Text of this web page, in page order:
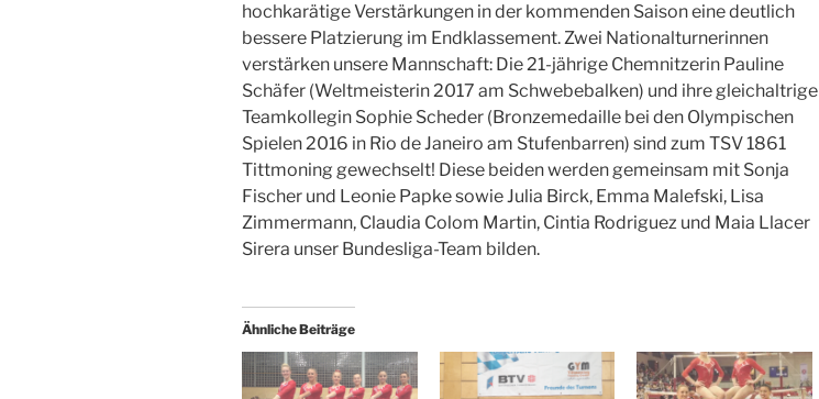
hochkarätige Verstärkungen in der kommenden Saison eine deutlich
bessere Platzierung im Endklassement. Zwei Nationalturnerinnen
verstärken unsere Mannschaft: Die 21-jährige Chemnitzerin Pauline
Schäfer (Weltmeisterin 2017 am Schwebebalken) und ihre gleichaltrige
Teamkollegin Sophie Scheder (Bronzemedaille bei den Olympischen
Spielen 2016 in Rio de Janeiro am Stufenbarren) sind zum TSV 1861
Tittmoning gewechselt! Diese beiden werden gemeinsam mit Sonja
Fischer und Leonie Papke sowie Julia Birck, Emma Malefski, Lisa
Zimmermann, Claudia Colom Martin, Cintia Rodriguez und Maia Llacer
Sirera unser Bundesliga-Team bilden.
Ähnliche Beiträge